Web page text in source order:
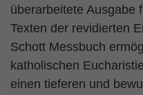
überarbeitete Ausgabe
Texten der revidierten
Schott Messbuch
katholischen
einen tieferen und